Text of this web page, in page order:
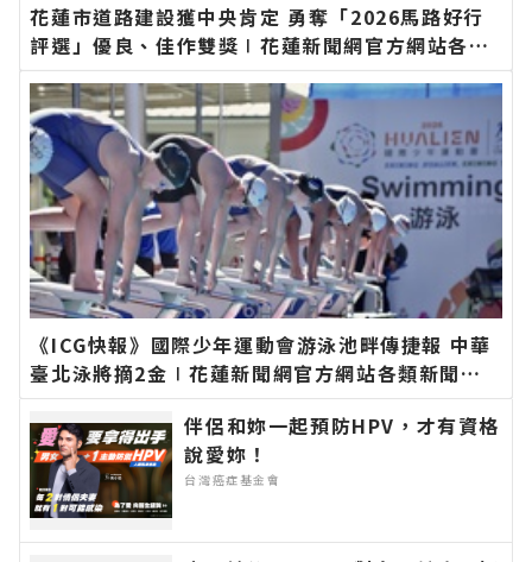
花蓮市道路建設獲中央肯定 勇奪「2026馬路好行
評選」優良、佳作雙獎∣花蓮新聞網官方網站各類
新聞－最快速的今日新聞報導 最新的在地資訊！
《ICG快報》國際少年運動會游泳池畔傳捷報 中華
臺北泳將摘2金∣花蓮新聞網官方網站各類新聞－
最快速的今日新聞報導 最新的在地資訊！
伴侶和妳一起預防HPV，才有資格
說愛妳！
台灣癌症基金會